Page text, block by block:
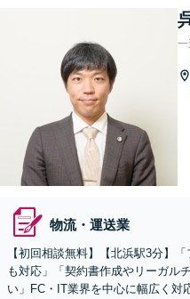
物流・運送業
【初回相談無料】【北浜駅3分】
も対応」「契約書作成やリーガル
い」FC・IT業界を中心に幅広く対